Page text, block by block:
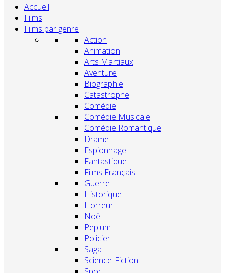
Accueil
Films
Films par genre
Action
Animation
Arts Martiaux
Aventure
Biographie
Catastrophe
Comédie
Comédie Musicale
Comédie Romantique
Drame
Espionnage
Fantastique
Films Français
Guerre
Historique
Horreur
Noël
Peplum
Policier
Saga
Science-Fiction